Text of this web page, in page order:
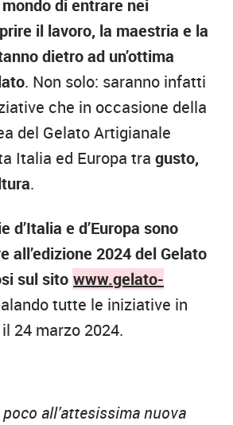
di entrare nei
il lavoro, la maestria e la
dietro ad un’ottima
. Non solo: saranno infatti
che in occasione della
del Gelato Artigianale
Italia ed Europa tra gusto,
.
d’Italia e d’Europa sono
all’edizione 2024 del Gelato
sul sito www.gelato-
tutte le iniziative in
24 marzo 2024.
all’attesissima nuova